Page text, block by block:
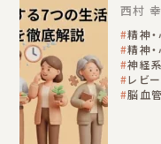
西村
精神
精神
神経
レビ
脳血